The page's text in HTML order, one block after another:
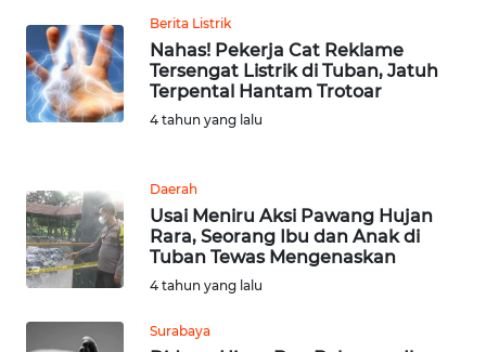
Berita Listrik
Nahas! Pekerja Cat Reklame
Tersengat Listrik di Tuban, Jatuh
Terpental Hantam Trotoar
4 tahun yang lalu
Daerah
Usai Meniru Aksi Pawang Hujan
Rara, Seorang Ibu dan Anak di
Tuban Tewas Mengenaskan
4 tahun yang lalu
Surabaya
WN
DANAU
TOBA
WN
LANGKAT
TAPANULI